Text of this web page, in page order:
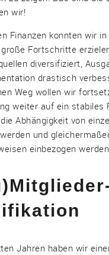
wir!
Finanzen konnten wir
Fortschritte
diversifiziert,
drastisch
Weg wollen wir
weiter auf ein stabiles
Abhängigkeit von
und
einbezogen
Jahren haben wir